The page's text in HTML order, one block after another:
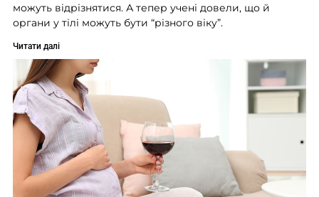
можуть відрізнятися. А тепер учені довели, що й
органи у тілі можуть бути “різного віку”.
Читати далі